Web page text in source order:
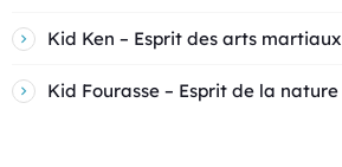
Kid Ken – Esprit des arts martiaux
Kid Fourasse – Esprit de la nature